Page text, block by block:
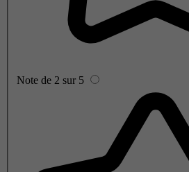
Note de 2 sur 5